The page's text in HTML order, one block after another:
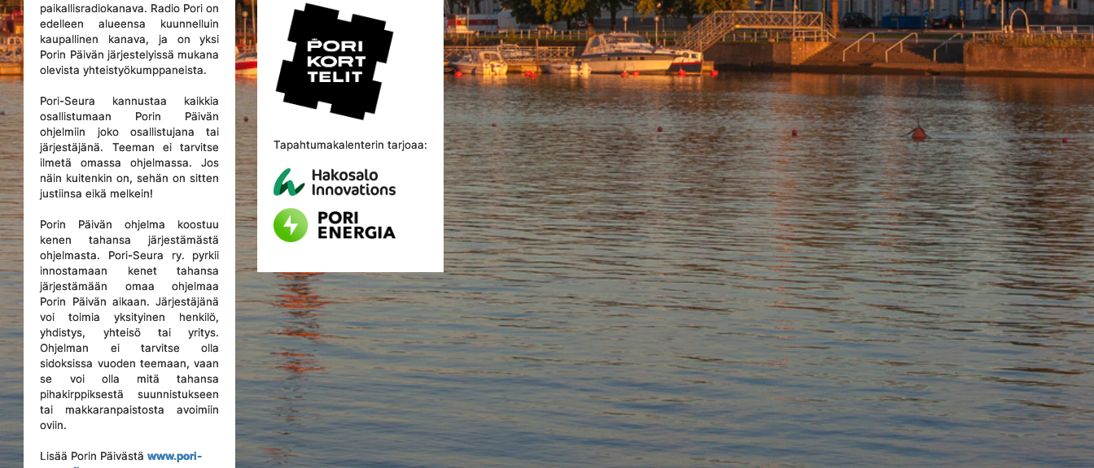
paikallisradiokanava. Radio Pori on
edelleen alueensa kuunnelluin
kaupallinen kanava, ja on yksi
Porin Päivän järjestelyissä mukana
olevista yhteistyökumppaneista.
Pori-Seura kannustaa kaikkia
osallistumaan Porin Päivän
ohjelmiin joko osallistujana tai
järjestäjänä. Teeman ei tarvitse
ilmetä omassa ohjelmassa. Jos
näin kuitenkin on, sehän on sitten
justiinsa eikä melkein!
Porin Päivän ohjelma koostuu
kenen tahansa järjestämästä
ohjelmasta. Pori-Seura ry. pyrkii
innostamaan kenet tahansa
järjestämään omaa ohjelmaa
Porin Päivän aikaan. Järjestäjänä
voi toimia yksityinen henkilö,
yhdistys, yhteisö tai yritys.
Ohjelman ei tarvitse olla
sidoksissa vuoden teemaan, vaan
se voi olla mitä tahansa
pihakirppiksestä suunnistukseen
tai makkaranpaistosta avoimiin
oviin.
Lisää Porin Päivästäwww.pori-
Tapahtumakalenterin tarjoaa: